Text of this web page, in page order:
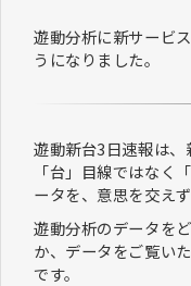
遊動分析に新サービ
うになりました。
遊動新台3日速報は
「台」目線ではなく
ータを、意思を交え
遊動分析のデータを
か、データをご覧い
です。